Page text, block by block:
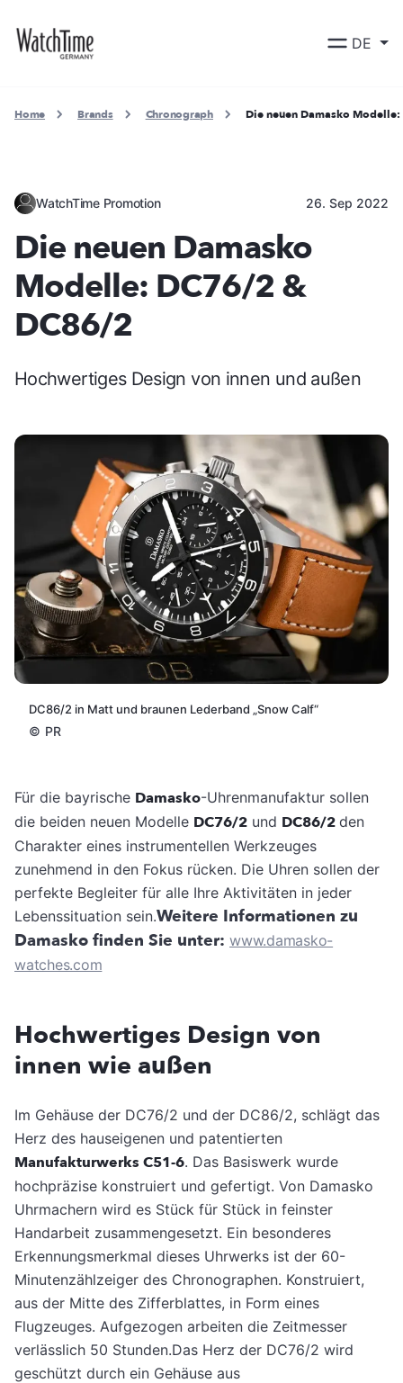
DE
Home Brands Chronograph Die neuen Damasko
WatchTime Promotion 26. Sep 2022
Die neuen Damasko
Modelle: DC76/2 &
DC86/2
Hochwertiges Design von innen und außen
DC86/2 in Matt und braunen Lederband „Snow Calf“
© PR
Für die bayrische Damasko-Uhrenmanufaktur sollen
die beiden neuen Modelle DC76/2 und DC86/2 den
Charakter eines instrumentellen Werkzeuges
zunehmend in den Fokus rücken. Die Uhren sollen der
perfekte Begleiter für alle Ihre Aktivitäten in jeder
Lebenssituation sein.Weitere Informationen zu
Damasko finden Sie unter: www.damasko-
watches.com
Hochwertiges Design von
innen wie außen
Im Gehäuse der DC76/2 und der DC86/2, schlägt das
Herz des hauseigenen und patentierten
Manufakturwerks C51-6. Das Basiswerk wurde
hochpräzise konstruiert und gefertigt. Von Damasko
Uhrmachern wird es Stück für Stück in feinster
Handarbeit zusammengesetzt. Ein besonderes
Erkennungsmerkmal dieses Uhrwerks ist der 60-
Minutenzählzeiger des Chronographen. Konstruiert,
aus der Mitte des Zifferblattes, in Form eines
Flugzeuges. Aufgezogen arbeiten die Zeitmesser
verlässlich 50 Stunden.Das Herz der DC76/2 wird
geschützt durch ein Gehäuse aus